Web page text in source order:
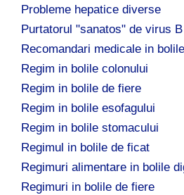
Probleme hepatice diverse
Purtatorul "sanatos" de virus B
Recomandari medicale in
Regim in bolile colonului
Regim in bolile de fiere
Regim in bolile esofagului
Regim in bolile stomacului
Regimul in bolile de ficat
Regimuri alimentare in bolile
Regimuri in bolile de fiere